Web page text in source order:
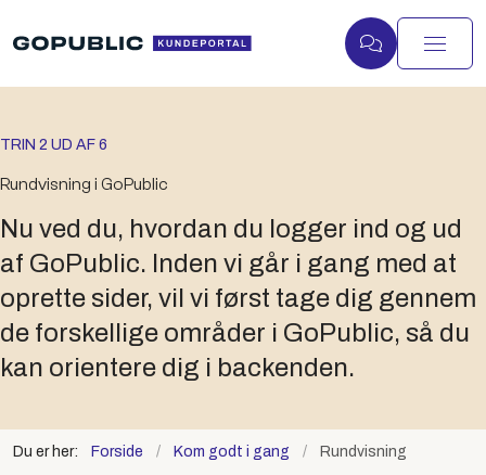
TRIN 2 UD AF 6
Rundvisning i GoPublic
Nu ved du, hvordan du logger ind og ud
af GoPublic. Inden vi går i gang med at
oprette sider, vil vi først tage dig gennem
de forskellige områder i GoPublic, så du
kan orientere dig i backenden.
Du er her: Forside Kom godt i gang Rundvisning